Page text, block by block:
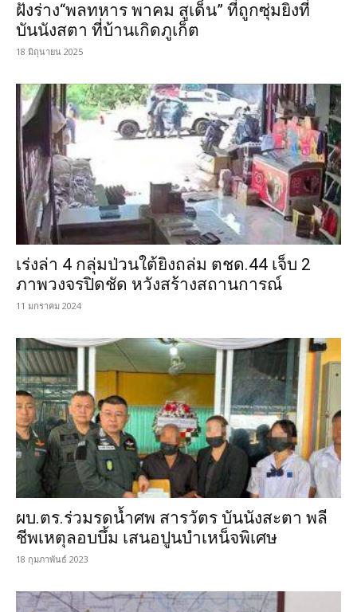
ฝังร่าง“พลทหาร พาคม สูเด็น” ที่ถูกซุ่มยิงที่
บันนังสตา ที่บ้านเกิดภูเก็ต
18 มิถุนายน 2025
เร่งล่า 4 กลุ่มป่วนใต้ยิงถล่ม ตชด.44 เจ็บ 2
ภาพวงจรปิดชัด หวังสร้างสถานการณ์
11 มกราคม 2024
ผบ.ตร.ร่วมรดน้ำศพ สารวัตร บันนังสะตา พลี
ชีพเหตุลอบบึ้ม เสนอปูนบำเหน็จพิเศษ
18 กุมภาพันธ์ 2023